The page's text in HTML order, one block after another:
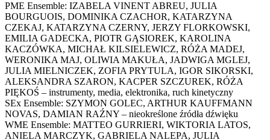
PME Ensemble: IZABELA VINENT ABREU, JULIA
BOURGUOIS, DOMINIKA CZACHOR, KATARZYNA
CZEKAJ, KATARZYNA CZERNY, JERZY FLORKOWSKI,
EMILIA GADECKA, PIOTR GĄSIOREK, KAROLINA
KACZÓWKA, MICHAŁ KILSIELEWICZ, RÓŻA MADEJ,
WERONIKA MAJ, OLIWIA MAKUŁA, JADWIGA MGLEJ,
JULIA MIELNICZEK, ZOFIA PRYTULA, IGOR SIKORSKI,
ALEKSANDRA SZARON, KACPER SZCZUREK, RÓŻA
PIĘKOŚ – instrumenty, media, elektronika, ruch kinetyczny
SEx Ensemble: SZYMON GOLEC, ARTHUR KAUFFMANN
NOVAS, DAMIAN RAŹNY – nieokreślone źródła dźwięku
WME Ensemble: MATTEO GURRIERI, WIKTORIA LATOS,
ANIELA MARCZYK, GABRIELA NALEPA, JULIA